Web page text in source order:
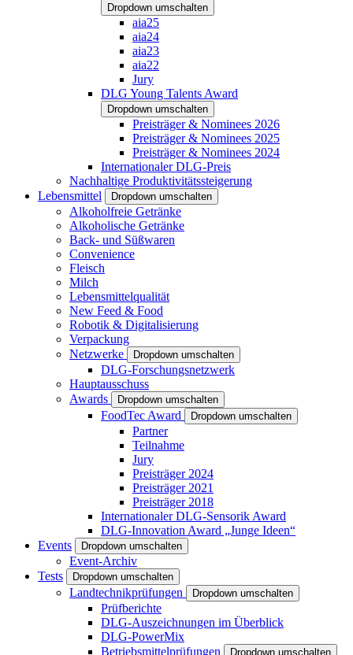
Dropdown umschalten
aia25
aia24
aia23
aia22
Jury
DLG Young Talents Award
Dropdown umschalten
Preisträger & Nominees 2026
Preisträger & Nominees 2025
Preisträger & Nominees 2024
Internationaler DLG-Preis
Nachhaltige Produktivitätssteigerung
Lebensmittel
Dropdown umschalten
Alkoholfreie Getränke
Alkoholische Getränke
Back- und Süßwaren
Convenience
Fleisch
Milch
Lebensmittelqualität
New Feed & Food
Robotik & Digitalisierung
Verpackung
Netzwerke
Dropdown umschalten
DLG-Forschungsnetzwerk
Hauptausschuss
Awards
Dropdown umschalten
FoodTec Award Dropdown umschalten
Partner
Teilnahme
Jury
Preisträger 2024
Preisträger 2021
Preisträger 2018
Internationaler DLG-Sensorik Award
DLG-Innovation Award „Junge Ideen“
Events
Dropdown umschalten
Event-Archiv
Tests
Dropdown umschalten
Landtechnikprüfungen Dropdown umschalten
Prüfberichte
DLG-Auszeichnungen im Überblick
DLG-PowerMix
Betriebsmittelprüfungen
Dropdown umschalten